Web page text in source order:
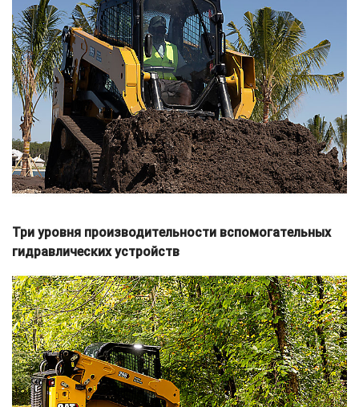
Три уровня производительности вспомогательных
гидравлических устройств